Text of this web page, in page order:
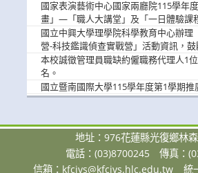
國家表演藝術中心國家兩廳院115學年
畫」—「職人大講堂」及「一日體驗課
參與。
國立中興大學理學院科學教育中心辦理
營-科技鑑識偵查實戰營」活動資訊，
加。
本校誠徵管理員職缺約僱職務代理人1
名。
國立暨南國際大學115學年度第1學期推
地址：976花蓮縣光復鄉林
電話：(03)8700245
傳真：
信箱： kfcivs@kfcivs.hlc.edu.tw 統